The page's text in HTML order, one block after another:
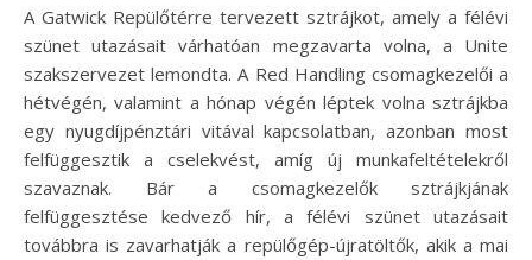
A Gatwick Repülőtérre tervezett sztrájkot, amely a félévi
szünet utazásait várhatóan megzavarta volna, a Unite
szakszervezet lemondta. A Red Handling csomagkezelői a
hétvégén, valamint a hónap végén léptek volna sztrájkba
egy nyugdíjpénztári vitával kapcsolatban, azonban most
felfüggesztik a cselekvést, amíg új munkafeltételekről
szavaznak. Bár a csomagkezelők sztrájkjának
felfüggesztése kedvező hír, a félévi szünet utazásait
továbbra is zavarhatják a repülőgép-újratöltők, akik a mai